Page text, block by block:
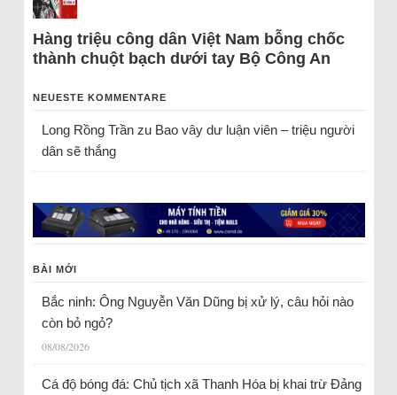
Hàng triệu công dân Việt Nam bỗng chốc
thành chuột bạch dưới tay Bộ Công An
NEUESTE KOMMENTARE
Long Rồng Trầnzu Bao vây dư luận viên – triệu người
dân sẽ thắng
BÀI MỚI
Bắc ninh: Ông Nguyễn Văn Dũng bị xử lý, câu hỏi nào
còn bỏ ngỏ?
08/08/2026
Cá độ bóng đá: Chủ tịch xã Thanh Hóa bị khai trừ Đảng